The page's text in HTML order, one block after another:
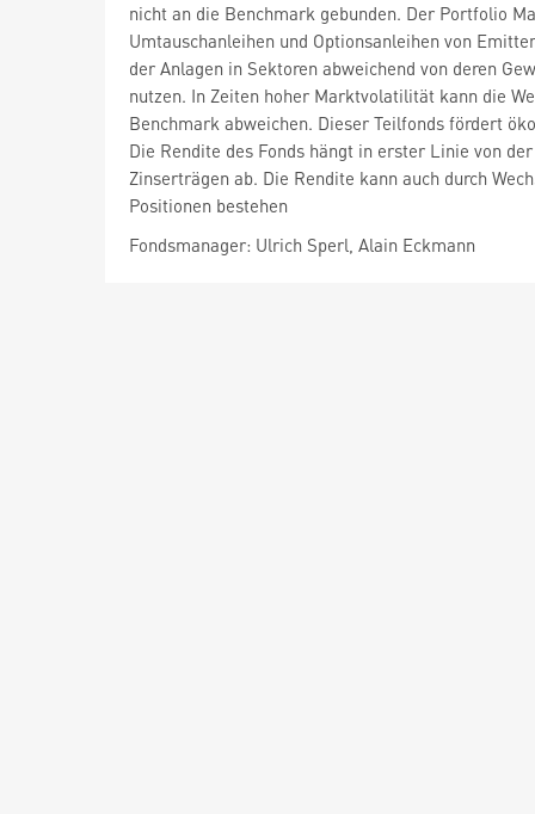
nicht an die Benchmark gebunden. Der Portfolio
Umtauschanleihen und Optionsanleihen von
der Anlagen in Sektoren abweichend von deren
nutzen. In Zeiten hoher Marktvolatilität kann die
Benchmark abweichen. Dieser Teilfonds fördert
Die Rendite des Fonds hängt in erster Linie von
Zinserträgen ab. Die Rendite kann auch durch
Positionen bestehen
Fondsmanager: Ulrich Sperl, Alain Eckmann